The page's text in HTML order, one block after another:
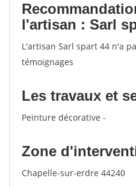
l'artisan : Sarl
L'artisan Sarl spart 44 n'a
témoignages
Les travaux et
Peinture décorative -
Zone
Chapelle-sur-erdre 44240